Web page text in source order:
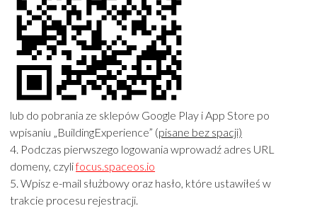
lub do pobrania ze sklepów Google Play i App Store po
wpisaniu „BuildingExperience” (pisane bez spacji)
4. Podczas pierwszego logowania wprowadź adres URL
domeny, czylifocus.spaceos.io
5. Wpisz e-mail służbowy oraz hasło, które ustawiłeś w
trakcie procesu rejestracji.